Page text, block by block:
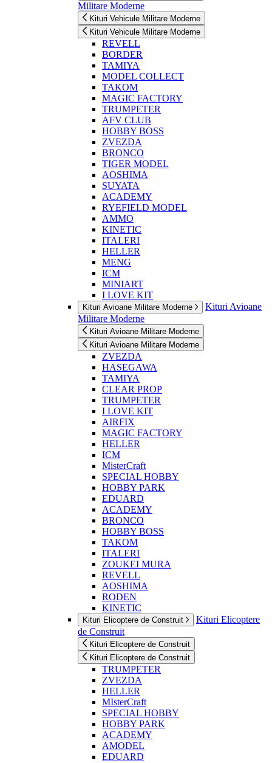
Militare Moderne
Kituri Vehicule Militare Moderne
Kituri Vehicule Militare Moderne
REVELL
BORDER
TAMIYA
MODEL COLLECT
TAKOM
MAGIC FACTORY
TRUMPETER
AFV CLUB
HOBBY BOSS
ZVEZDA
BRONCO
TIGER MODEL
AOSHIMA
SUYATA
ACADEMY
RYEFIELD MODEL
AMMO
KINETIC
ITALERI
HELLER
MENG
ICM
MINIART
I LOVE KIT
Kituri Avioane Militare Moderne
Kituri Avioane
Militare Moderne
Kituri Avioane Militare Moderne
Kituri Avioane Militare Moderne
ZVEZDA
HASEGAWA
TAMIYA
CLEAR PROP
TRUMPETER
I LOVE KIT
AIRFIX
MAGIC FACTORY
HELLER
ICM
MisterCraft
SPECIAL HOBBY
HOBBY PARK
EDUARD
ACADEMY
BRONCO
HOBBY BOSS
TAKOM
ITALERI
ZOUKEI MURA
REVELL
AOSHIMA
RODEN
KINETIC
Kituri Elicoptere de Construit
Kituri Elicoptere
de Construit
Kituri Elicoptere de Construit
Kituri Elicoptere de Construit
TRUMPETER
ZVEZDA
HELLER
MIsterCraft
SPECIAL HOBBY
HOBBY PARK
ACADEMY
AMODEL
EDUARD